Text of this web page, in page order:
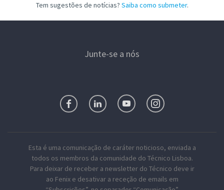
Tem sugestões de notícias? Saiba como submeter.
Junte-se a nós
Esta é uma comunicação de caráter noticioso, enviada a
todos os membros da comunidade do Técnico Lisboa.
Para deixar de receber a newsletter do Técnico deve ir
ao Fenix e desativar a receção de emails em